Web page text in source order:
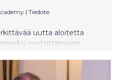
| Tiedote
uutta aloitetta
metsittämisen
jo keskustellut Suomen
puheenjohtajan Jean-